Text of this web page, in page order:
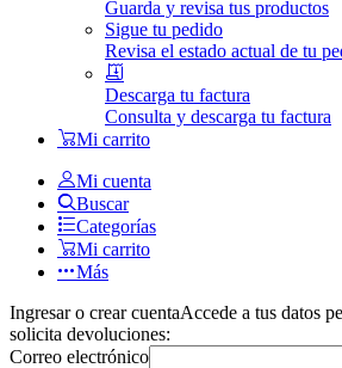
Guarda y revisa tus productos
Sigue tu pedido
Revisa el estado actual de tu
Descarga tu factura
Consulta y descarga tu factura
Mi carrito
Mi cuenta
Buscar
Categorías
Mi carrito
Más
Ingresar o crear cuentaAccede a tus datos
solicita devoluciones:
Correo electrónico